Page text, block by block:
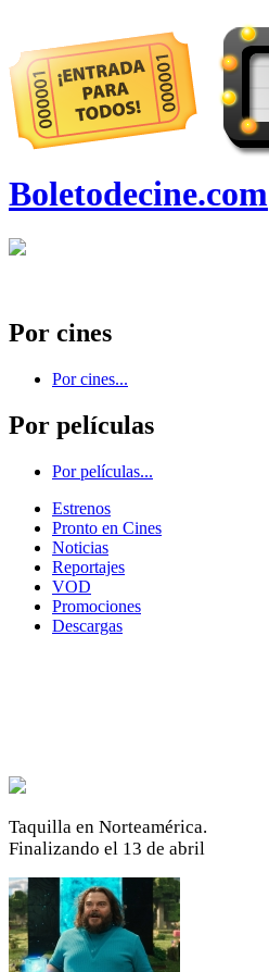
Boletodecine.com
Por cines
Por cines...
Por películas
Por películas...
Estrenos
Pronto en Cines
Noticias
Reportajes
VOD
Promociones
Descargas
Taquilla en Norteamérica.
Finalizando el 13 de abril